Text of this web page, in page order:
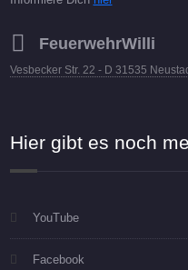
FeuerwehrWilli
Vesbecker Str. 22 - D 31535
Hier gibt es noch
YouTube
Facebook